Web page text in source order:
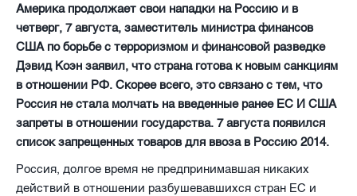
Америка продолжает свои нападки на Россию и в
четверг, 7 августа, заместитель министра финансов
США по борьбе с терроризмом и финансовой разведке
Дэвид Коэн заявил, что страна готова к новым санкциям
в отношении РФ. Скорее всего, это связано с тем, что
Россия не стала молчать на введенные ранее ЕС И США
запреты в отношении государства. 7 августа появился
список запрещенных товаров для ввоза в Россию 2014.
Россия, долгое время не предпринимавшая никаких
действий в отношении разбушевавшихся стран ЕС и